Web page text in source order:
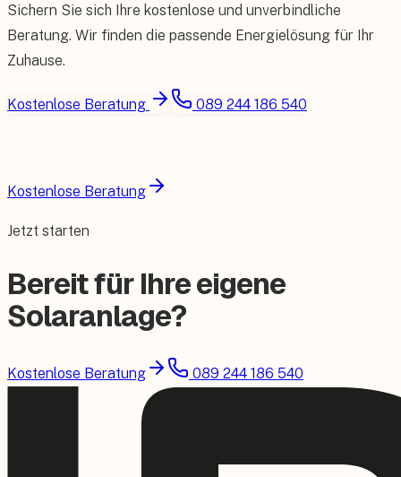
Sichern Sie sich Ihre kostenlose und unverbindliche
Beratung. Wir finden die passende Energielösung für Ihr
Zuhause.
Kostenlose Beratung 089 244 186 540
Kostenlose Beratung
Jetzt starten
Bereit für Ihre eigene
Solaranlage?
Kostenlose Beratung 089 244 186 540